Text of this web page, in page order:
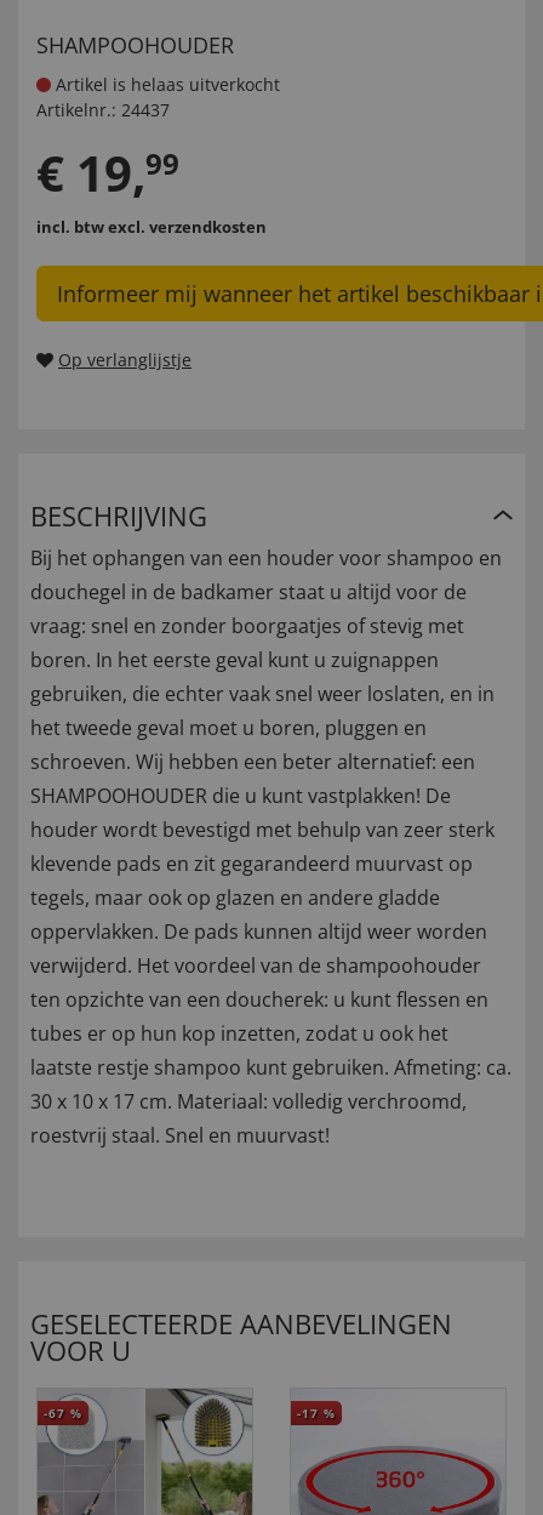
SHAMPOOHOUDER
Artikel is helaas uitverkocht
Artikelnr.: 24437
€ 19,99
incl. btwexcl. verzendkosten
Informeer mij wanneer het artikel beschikbaar
Op verlanglijstje
BESCHRIJVING
Bij het ophangen van een houder voor shampoo en
douchegel in de badkamer staat u altijd voor de
vraag: snel en zonder boorgaatjes of stevig met
boren. In het eerste geval kunt u zuignappen
gebruiken, die echter vaak snel weer loslaten, en in
het tweede geval moet u boren, pluggen en
schroeven. Wij hebben een beter alternatief: een
SHAMPOOHOUDER die u kunt vastplakken! De
houder wordt bevestigd met behulp van zeer sterk
klevende pads en zit gegarandeerd muurvast op
tegels, maar ook op glazen en andere gladde
oppervlakken. De pads kunnen altijd weer worden
verwijderd. Het voordeel van de shampoohouder
ten opzichte van een doucherek: u kunt flessen en
tubes er op hun kop inzetten, zodat u ook het
laatste restje shampoo kunt gebruiken. Afmeting: ca.
30 x 10 x 17 cm. Materiaal: volledig verchroomd,
roestvrij staal. Snel en muurvast!
GESELECTEERDE AANBEVELINGEN
VOOR U
-67 % -17 %